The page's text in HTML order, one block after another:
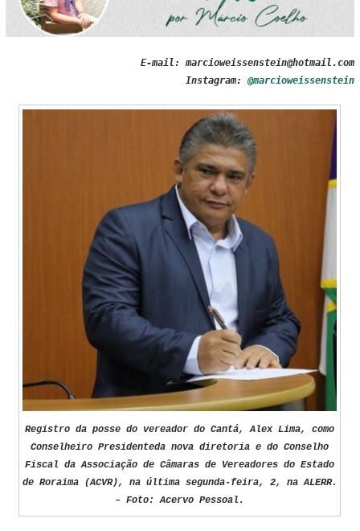
E-mail: marcioweissenstein@hotmail.com
Instagram:@marcioweissenstein
Registro da posse do vereador do Cantá, Alex Lima, como
Conselheiro Presidenteda nova diretoria e do Conselho
Fiscal da Associação de Câmaras de Vereadores do Estado
de Roraima (ACVR), na última segunda-feira, 2, na ALERR.
– Foto: Acervo Pessoal.